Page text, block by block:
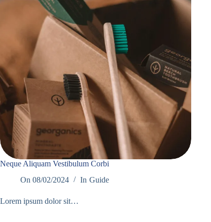
Neque Aliquam Vestibulum Corbi
On 08/02/2024 In Guide
Lorem ipsum dolor sit…